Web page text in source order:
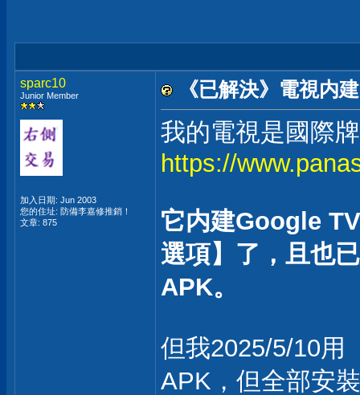
sparc10
Junior Member
加入日期: Jun 2003
您的住址: 防備李嘉修推銷！
文章: 875
《已解決》電視内
我的電視是國際
https://
它内建Google
選項】了，且也
APK。
但我2025/5/10用
APK，但全部安